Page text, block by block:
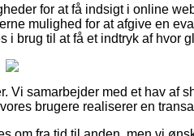
for at få indsigt i online
mulighed for at afgive en
i brug til at få et indtryk af hvor
Vi samarbejder med et hav af
brugere realiserer en